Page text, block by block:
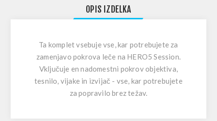
OPIS IZDELKA
Ta komplet vsebuje vse, kar potrebujete za
zamenjavo pokrova leče na HERO5 Session.
Vključuje en nadomestni pokrov objektiva,
tesnilo, vijake in izvijač - vse, kar potrebujete
za popravilo brez težav.